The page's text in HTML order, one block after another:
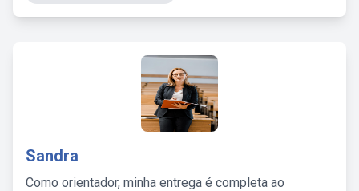
Sandra
Como orientador, minha entrega é completa ao